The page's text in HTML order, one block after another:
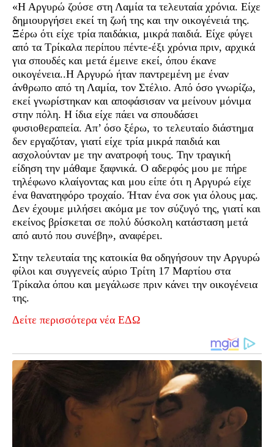
«Η Αργυρώ ζούσε στη Λαμία τα τελευταία χρόνια. Είχε
δημιουργήσει εκεί τη ζωή της και την οικογένειά της.
Ξέρω ότι είχε τρία παιδάκια, μικρά παιδιά. Είχε φύγει
από τα Τρίκαλα περίπου πέντε-έξι χρόνια πριν, αρχικά
για σπουδές και μετά έμεινε εκεί, όπου έκανε
οικογένεια..Η Αργυρώ ήταν παντρεμένη με έναν
άνθρωπο από τη Λαμία, τον Στέλιο. Από όσο γνωρίζω,
εκεί γνωρίστηκαν και αποφάσισαν να μείνουν μόνιμα
στην πόλη. Η ίδια είχε πάει να σπουδάσει
φυσιοθεραπεία. Απ’ όσο ξέρω, το τελευταίο διάστημα
δεν εργαζόταν, γιατί είχε τρία μικρά παιδιά και
ασχολούνταν με την ανατροφή τους. Την τραγική
είδηση την μάθαμε ξαφνικά. Ο αδερφός μου με πήρε
τηλέφωνο κλαίγοντας και μου είπε ότι η Αργυρώ είχε
ένα θανατηφόρο τροχαίο. Ήταν ένα σοκ για όλους μας.
Δεν έχουμε μιλήσει ακόμα με τον σύζυγό της, γιατί και
εκείνος βρίσκεται σε πολύ δύσκολη κατάσταση μετά
από αυτό που συνέβη», αναφέρει.
Στην τελευταία της κατοικία θα οδηγήσουν την Αργυρώ
φίλοι και συγγενείς αύριο Τρίτη 17 Μαρτίου στα
Τρίκαλα όπoυ και μεγάλωσε πριν κάνει την οικογένεια
της.
Δείτε περισσότερα νέα ΕΔΩ